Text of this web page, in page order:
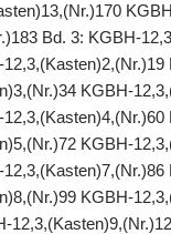
Bd. 3: KGBH-
KGBH-
KGBH-
KGBH-